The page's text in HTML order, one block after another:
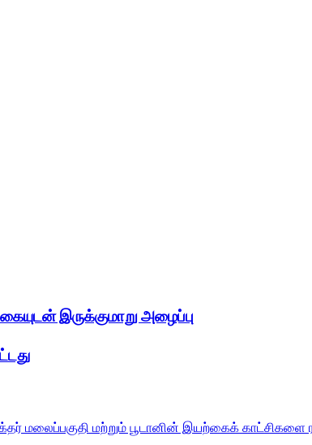
இருக்குமாறு அழைப்பு